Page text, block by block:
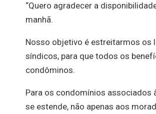
“Quero agradecer a
manhã.
Nosso objetivo é estreitarmos
síndicos, para que todos os
condôminos.
Para os condomínios associados
se estende, não apenas aos